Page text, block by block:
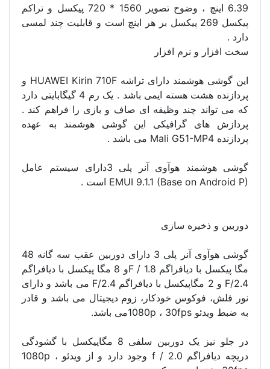
6.39 اینچ ، وضوح تصویر 1560 * 720 پیکسل و تراکم
پیکسل 269 پیکسل بر هر اینچ است و قابلیت چند لمسی
دارد .
سخت افزار و نرم افزار
این گوشی هوشمند دارای تراشه HUAWEI Kirin 710F و
پردازنده هشت هسته ایمی باشد . یک رم 4 گیگابایتی دارد
که می تواند چند وظیفه ای صاف و بازی را فراهم کند .
پردازش های گرافیکی این گوشی هوشمند به عهده
پردازنده Mali G51-MP4 می باشد .
گوشی هوشمند هوآوی آنر پلی 3دارای سیستم عامل
EMUI 9.1.1 (Base on Android P) است .
دوربین و ذخیره سازی
گوشی هوآوی آنر پلی 3 دارای دوربین عقب سه گانه 48
مگا پیکسل با دیافراگم F / 1.8و 8 مگا پیکسل با دیافراگم
F/2.4 و 2 مگاپیکسل با دیافراگم F/2.4 می باشد و دارای
نور فلش، فوکوس خودکار، زوم دیجیتال می باشد و قادر
به ضبط ویدئو 1080p ، 30fpsمی باشد.
در جلو نیز یک دوربین سلفی 8 مگاپیکسل با گشودگی
دریچه دیافراگم f / 2.0 وجود دارد و از ویدئو 1080p ،